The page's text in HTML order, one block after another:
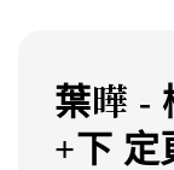
葉曄 -
+下 定